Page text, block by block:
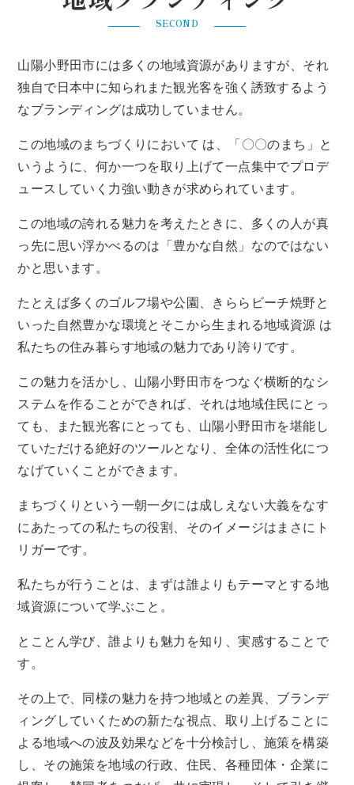
SECOND
山陽小野田市には多くの地域資源がありますが、それ
独自で日本中に知られまた観光客を強く誘致するよう
なブランディングは成功していません。
この地域のまちづくりにおいて は、「〇〇のまち」と
いうように、何か一つを取り上げて一点集中でプロデ
ュースしていく力強い動きが求められています。
この地域の誇れる魅力を考えたときに、多くの人が真
っ先に思い浮かべるのは「豊かな自然」なのではない
かと思います。
たとえば多くのゴルフ場や公園、きららビーチ焼野と
いった自然豊かな環境とそこから生まれる地域資源 は
私たちの住み暮らす地域の魅力であり誇りです。
この魅力を活かし、山陽小野田市をつなぐ横断的なシ
ステムを作ることができれば、それは地域住民にとっ
ても、また観光客にとっても、山陽小野田市を堪能し
ていただける絶好のツールとなり、全体の活性化につ
なげていくことができます。
まちづくりという一朝一夕には成しえない大義をなす
にあたっての私たちの役割、そのイメージはまさにト
リガーです。
私たちが行うことは、まずは誰よりもテーマとする地
域資源について学ぶこと。
とことん学び、誰よりも魅力を知り、実感することで
す。
その上で、同様の魅力を持つ地域との差異、ブランデ
ィングしていくための新たな視点、取り上げることに
よる地域への波及効果などを十分検討し、施策を構築
し、その施策を地域の行政、住民、各種団体・企業に